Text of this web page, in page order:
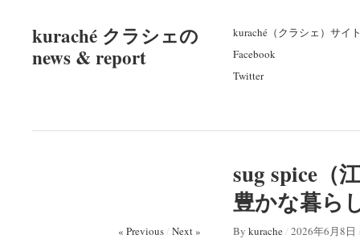
kuraché クラシェの
news & report
kuraché（クラシェ）サイ
Facebook
Twitter
sug spice（
豊かな暮ら
« Previous/ Next » By kurache/ 2026年6月8日